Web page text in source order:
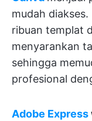
mudah
ribuan templat
menyarankan
sehingga
profesional
Adobe Express